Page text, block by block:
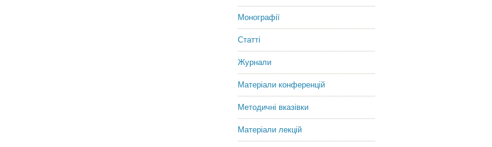
Sciences, Associate Professor
Монографії
Статті
Журнали
Матеріали конференцій
Методичні вказівки
Матеріали лекцій